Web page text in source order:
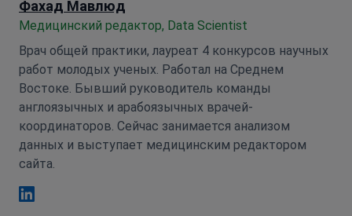
Фахад Мавлюд
Медицинский редактор, Data Scientist
Врач общей практики, лауреат 4 конкурсов научных
работ молодых ученых. Работал на Среднем
Востоке. Бывший руководитель команды
англоязычных и арабоязычных врачей-
координаторов. Сейчас занимается анализом
данных и выступает медицинским редактором
сайта.